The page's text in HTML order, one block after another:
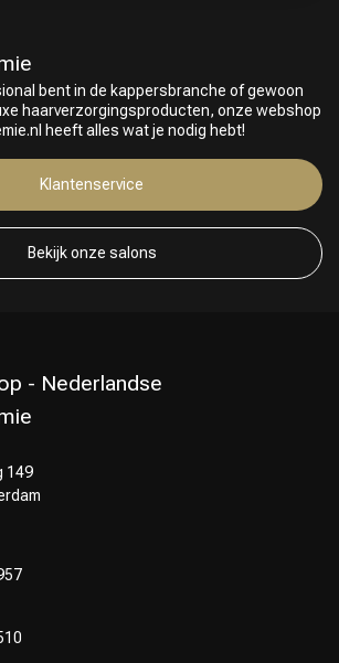
bent in de kappersbranche of gewoon
haarverzorgingsproducten, onze webshop
heeft alles wat je nodig hebt!
Klantenservice
Bekijk onze salons
- Nederlandse
149